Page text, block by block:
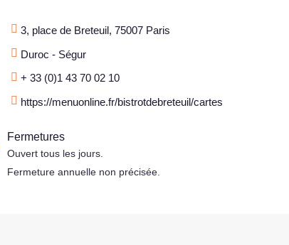
3, place de Breteuil, 75007 Paris
Duroc - Ségur
+ 33 (0)1 43 70 02 10
https://menuonline.fr/bistrotdebreteuil/cartes
Fermetures
Ouvert tous les jours.
Fermeture annuelle non précisée.